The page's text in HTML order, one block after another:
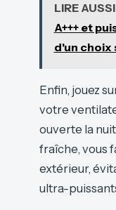
LIRE AUSSI
A+++ et
d'un choix
Enfin, jouez
votre
ouverte la
fraîche, vous
extérieur,
ultra-